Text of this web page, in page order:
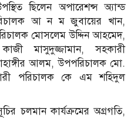
ছিলেন অপারেশন্স অ্যান্ড
পরিচালক আ ন ম জুবায়ের খান,
মোসলেম উদ্দিন আহমেদ,
মাসুদুজ্জামান, সহকারী
আলম, উপপরিচালক মো.
পরিচালক কে এম শহিদুল
চলমান কার্যক্রমের অগ্রগতি,